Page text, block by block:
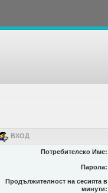
ВХОД
Потребителско Име:
Парола:
Продължителност на сесията в
минути: